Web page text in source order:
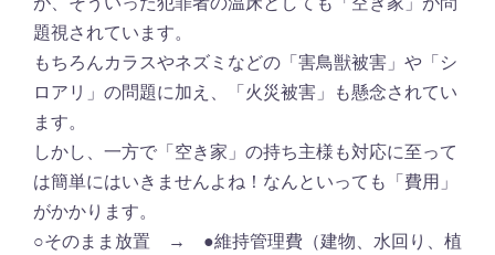
題視されています。
もちろんカラスやネズミなどの「害鳥獣被害」や「シ
ロアリ」の問題に加え、「火災被害」も懸念されてい
ます。
しかし、一方で「空き家」の持ち主様も対応に至って
は簡単にはいきませんよね！なんといっても「費用」
がかかります。
○そのまま放置 → ●維持管理費（建物、水回り、植